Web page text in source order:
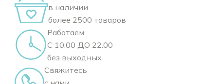
в наличии
более 2500 товаров
Работаем
С 10.00 ДО 22.00
без выходных
Свяжитесь